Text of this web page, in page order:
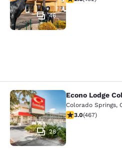
46
Econo Lodge
28
Econo Lodge
Colorado Springs,
calificación de
3.0(467)